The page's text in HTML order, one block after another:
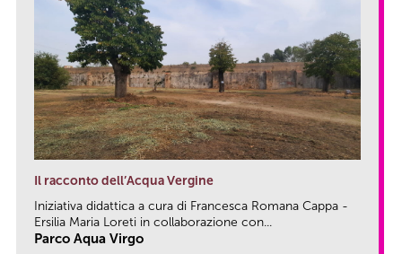
Il racconto dell’Acqua Vergine
Iniziativa didattica a cura di Francesca Romana Cappa -
Ersilia Maria Loreti in collaborazione con...
Parco Aqua Virgo